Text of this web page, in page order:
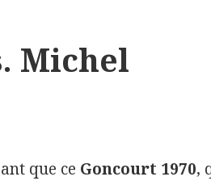
Michel
que ce Goncourt 1970,